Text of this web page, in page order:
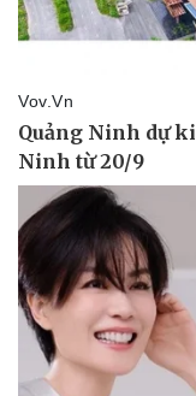
Pháp luật
Vụ án
Tin nóng
Tư vấn luật